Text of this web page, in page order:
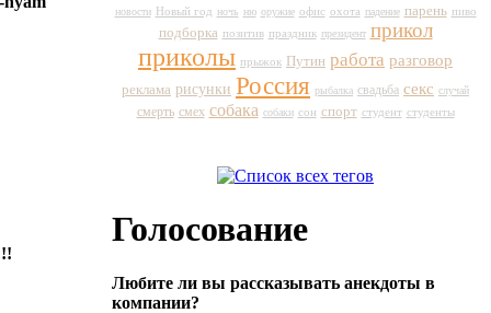
новости Новый год ночь ню оружие офис охота падение парень пиво
подборка позитив праздник президент прикол
приколы прыжок Путин работа разговор
реклама рисунки Россия рыбалка свадьба секс случай
смерть смех собака собаки сон спорт студент студенты
Голосование
Любите ли вы рассказывать анекдоты в
компании?